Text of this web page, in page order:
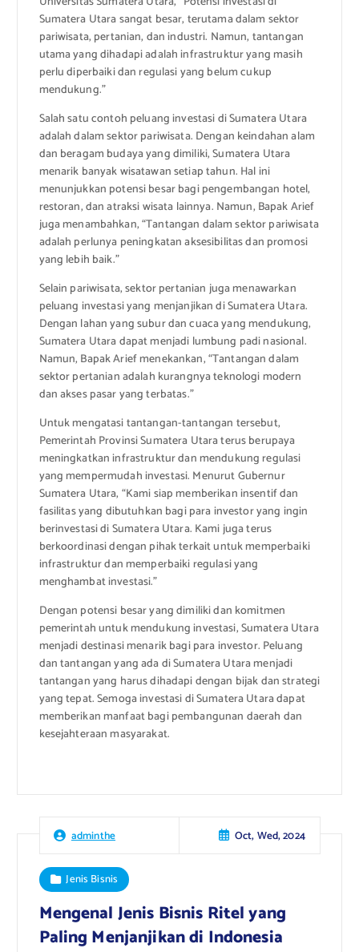
Sumatera Utara sangat besar, terutama dalam sektor
pariwisata, pertanian, dan industri. Namun, tantangan
utama yang dihadapi adalah infrastruktur yang masih
perlu diperbaiki dan regulasi yang belum cukup
mendukung.”
Salah satu contoh peluang investasi di Sumatera Utara
adalah dalam sektor pariwisata. Dengan keindahan alam
dan beragam budaya yang dimiliki, Sumatera Utara
menarik banyak wisatawan setiap tahun. Hal ini
menunjukkan potensi besar bagi pengembangan hotel,
restoran, dan atraksi wisata lainnya. Namun, Bapak Arief
juga menambahkan, “Tantangan dalam sektor pariwisata
adalah perlunya peningkatan aksesibilitas dan promosi
yang lebih baik.”
Selain pariwisata, sektor pertanian juga menawarkan
peluang investasi yang menjanjikan di Sumatera Utara.
Dengan lahan yang subur dan cuaca yang mendukung,
Sumatera Utara dapat menjadi lumbung padi nasional.
Namun, Bapak Arief menekankan, “Tantangan dalam
sektor pertanian adalah kurangnya teknologi modern
dan akses pasar yang terbatas.”
Untuk mengatasi tantangan-tantangan tersebut,
Pemerintah Provinsi Sumatera Utara terus berupaya
meningkatkan infrastruktur dan mendukung regulasi
yang mempermudah investasi. Menurut Gubernur
Sumatera Utara, “Kami siap memberikan insentif dan
fasilitas yang dibutuhkan bagi para investor yang ingin
berinvestasi di Sumatera Utara. Kami juga terus
berkoordinasi dengan pihak terkait untuk memperbaiki
infrastruktur dan memperbaiki regulasi yang
menghambat investasi.”
Dengan potensi besar yang dimiliki dan komitmen
pemerintah untuk mendukung investasi, Sumatera Utara
menjadi destinasi menarik bagi para investor. Peluang
dan tantangan yang ada di Sumatera Utara menjadi
tantangan yang harus dihadapi dengan bijak dan strategi
yang tepat. Semoga investasi di Sumatera Utara dapat
memberikan manfaat bagi pembangunan daerah dan
kesejahteraan masyarakat.
adminthe Oct, Wed, 2024
Jenis Bisnis
Mengenal Jenis Bisnis Ritel yang
Paling Menjanjikan di Indonesia